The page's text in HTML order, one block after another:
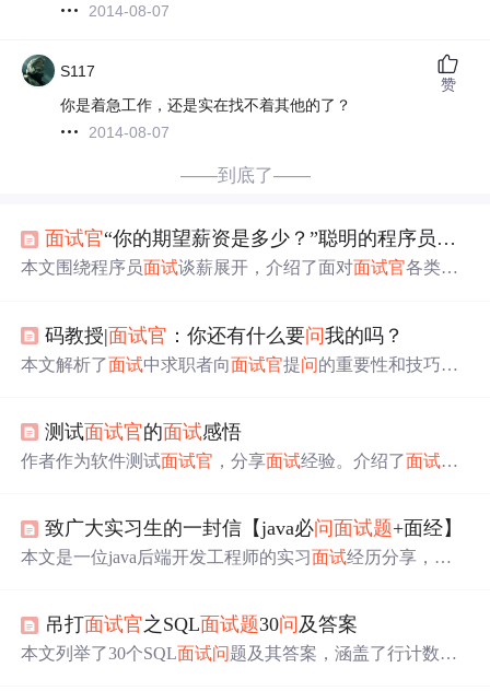
2014-08-07
S117
你是着急工作，还是实在找不着其他的了？
2014-08-07
赞
——到底了——
面试官“你的期望薪资是多少？”聪明的程序员都是这样答的！
本文围绕程序员面试谈薪展开，介绍了面对面试官各类薪
薪、评价薪资等问题的提示，强调谈薪要随机应变并明确
自身市场定位。
码教授|面试官 ：你还有什么要问我的吗？
本文解析了面试中求职者向面试官提问的重要性和技巧，
测试面试官的面试感悟
作者作为软件测试面试官 ，分享面试经验。介绍了面试求
薪资议价技巧。鼓励求职者保持乐观，持续学习，在熟悉
领域深耕。
致广大实习生的一封信【java必问 面试题+面经】
本文是一位java后端开发工程师的实习面试经历分享，包
并提醒求职者不要骄傲，不断学习。文中列举了多道常见
的面试题，涵盖JVM、Spring、数据库、线程等技术，并
吊打面试官之SQL面试题30问 及答案
本文列举了30个SQL面试问题及其答案，涵盖了行计数、